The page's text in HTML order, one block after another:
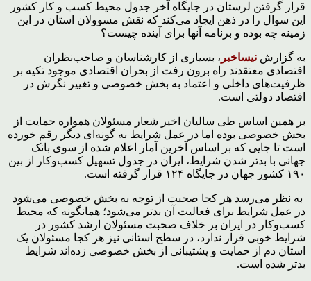
قرار گرفتن لرستان در جایگاه آخر جدول محیط کسب و کار کشور
این سوال را در ذهن ایجاد می‌کند که نقش مسوولان استان در این
زمینه چه بوده و برنامه آنها برای آینده چیست؟
به گزارش نیساخبر ، بسیاری از کارشناسان و صاحب‌نظران
اقتصادی معتقدند راه برون رفت از بحران اقتصادی موجود تکیه بر
ظرفیت‌های داخلی و اعتماد به بخش خصوصی و تغییر نگرش در
اقتصاد دولتی است.
بر همین اساس طی سالیان اخیر شعار مسئولان همواره حمایت از
بخش خصوصی بوده اما در عمل شرایط به گونه‌ای دیگر رقم خورده
است تا جایی که بر اساس آخرین آمار اعلام شده از سوی بانک
جهانی با بدتر شدن شرایط، ایران در جدول تسهیل کسب‌وکار از بین
۱۹۰ کشور جهان در جایگاه ۱۲۴ قرار گرفته است.
به نظر می‌رسد هر کجا صحبت از توجه به بخش خصوصی می‌شود
در عمل شرایط برای فعالیت آن بدتر می‌شود؛ همانگونه که محیط
کسب‌وکار در ایران بر خلاف صحبت مسئولان ارشد کشور در
شرایط خوبی قرار ندارد، در سطح استانی نیز هر کجا مسئولان یک
استان دم از حمایت و پشتیبانی از بخش خصوصی زده‌اند شرایط
بدتر شده است.